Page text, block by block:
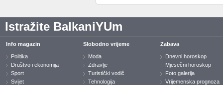
Istražite BalkaniYUm
Info magazin
Politika
Društvo i ekonomija
Sport
Svijet
Slobodno vrijeme
Moda
Zdravlje
Turistički vodič
Tehnologija
Zabava
Dnevni horoskop
Mjesečni horoskop
Foto galerija
Vrijemenska prognoza